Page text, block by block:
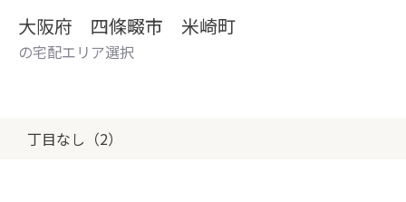
大阪府 四條畷市 米崎町
の宅配エリア選択
丁目なし（2）